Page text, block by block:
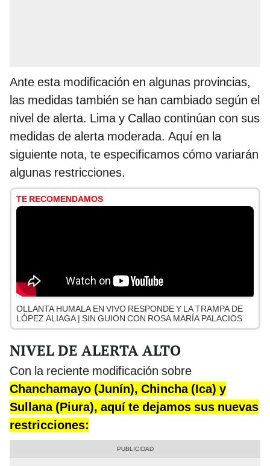
Ante esta modificación en algunas provincias,
las medidas también se han cambiado según el
nivel de alerta. Lima y Callao continúan con sus
medidas de alerta moderada. Aquí en la
siguiente nota, te especificamos cómo variarán
algunas restricciones.
TE RECOMENDAMOS
OLLANTA HUMALA EN VIVO RESPONDE Y LA TRAMPA DE
LÓPEZ ALIAGA | SIN GUION CON ROSA MARÍA PALACIOS
NIVEL DE ALERTA ALTO
Con la reciente modificación sobre
Chanchamayo (Junín), Chincha (Ica) y
Sullana (Piura), aquí te dejamos sus nuevas
restricciones: